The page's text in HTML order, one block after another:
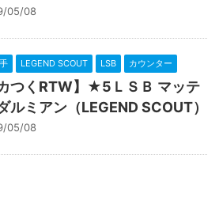
05/08
LEGEND SCOUT LSB カウンター
カつくRTW】★5ＬＳＢ マッテ
ルミアン（LEGEND SCOUT）
05/08